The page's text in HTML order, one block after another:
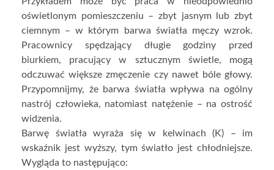
oświetlonym pomieszczeniu – zbyt jasnym lub zbyt
ciemnym – w którym barwa światła męczy wzrok.
Pracownicy spędzający długie godziny przed
biurkiem, pracujący w sztucznym świetle, mogą
odczuwać większe zmęczenie czy nawet bóle głowy.
Przypomnijmy, że barwa światła wpływa na ogólny
nastrój człowieka, natomiast natężenie – na ostrość
widzenia.
Barwę światła wyraża się w kelwinach (K) – im
wskaźnik jest wyższy, tym światło jest chłodniejsze.
Wygląda to następująco: